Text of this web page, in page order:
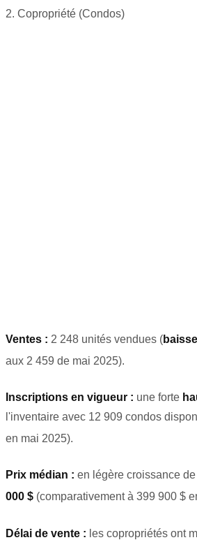
2. Copropriété (Condos)
Ventes : 2 248 unités vendues (
aux 2 459 de mai 2025).
Inscriptions en vigueur : une forte
l'inventaire avec 12 909 condos
en mai 2025).
Prix médian : en légère croissance de
000 $ (comparativement à 399 900 $
Délai de vente : les copropriétés ont